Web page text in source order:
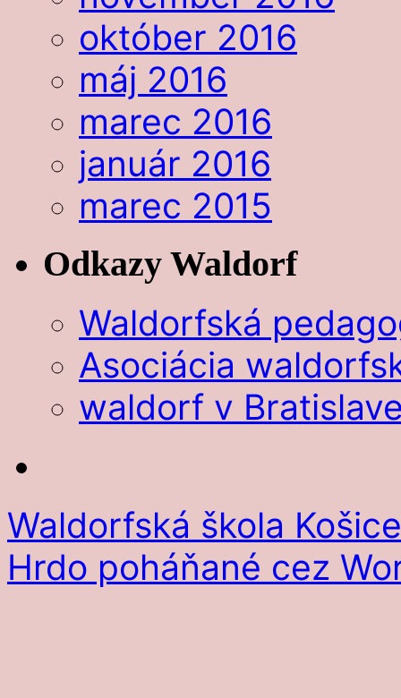
október 2016
máj 2016
marec 2016
január 2016
marec 2015
Odkazy Waldorf
Waldorfská
Asociácia
waldorf v
Waldorfská škola Košice
Hrdo poháňané cez